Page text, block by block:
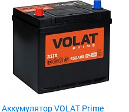
Аккумулятор VOLAT Prime